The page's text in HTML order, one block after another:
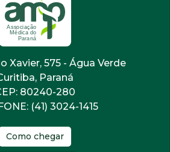
Xavier, 575 - Água Verde
Paraná
80240-280
(41) 3024-1415
Como chegar